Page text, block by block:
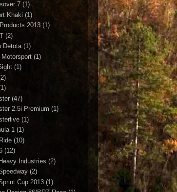
7 (1)
Khaki (1)
2013 (1)
(2)
Detota (1)
Motorsport (1)
(1)
(47)
2.5i Premium (1)
(1)
1 (1)
(10)
(12)
Industries (2)
(2)
Cup 2013 (1)